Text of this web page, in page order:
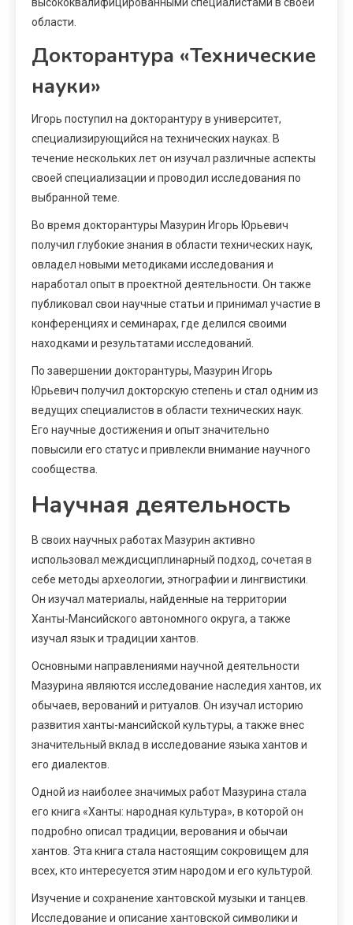
области.
Докторантура «Технические
науки»
Игорь поступил на докторантуру в университет,
специализирующийся на технических науках. В
течение нескольких лет он изучал различные аспекты
своей специализации и проводил исследования по
выбранной теме.
Во время докторантуры Мазурин Игорь Юрьевич
получил глубокие знания в области технических наук,
овладел новыми методиками исследования и
наработал опыт в проектной деятельности. Он также
публиковал свои научные статьи и принимал участие в
конференциях и семинарах, где делился своими
находками и результатами исследований.
По завершении докторантуры, Мазурин Игорь
Юрьевич получил докторскую степень и стал одним из
ведущих специалистов в области технических наук.
Его научные достижения и опыт значительно
повысили его статус и привлекли внимание научного
сообщества.
Научная деятельность
В своих научных работах Мазурин активно
использовал междисциплинарный подход, сочетая в
себе методы археологии, этнографии и лингвистики.
Он изучал материалы, найденные на территории
Ханты-Мансийского автономного округа, а также
изучал язык и традиции хантов.
Основными направлениями научной деятельности
Мазурина являются исследование наследия хантов, их
обычаев, верований и ритуалов. Он изучал историю
развития ханты-мансийской культуры, а также внес
значительный вклад в исследование языка хантов и
его диалектов.
Одной из наиболее значимых работ Мазурина стала
его книга «Ханты: народная культура», в которой он
подробно описал традиции, верования и обычаи
хантов. Эта книга стала настоящим сокровищем для
всех, кто интересуется этим народом и его культурой.
Изучение и сохранение хантовской музыки и танцев.
Исследование и описание хантовской символики и